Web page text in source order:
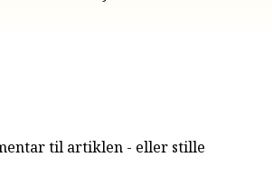
til artiklen - eller stille